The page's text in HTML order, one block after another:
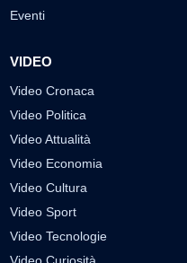
Eventi
VIDEO
Video Cronaca
Video Politica
Video Attualità
Video Economia
Video Cultura
Video Sport
Video Tecnologie